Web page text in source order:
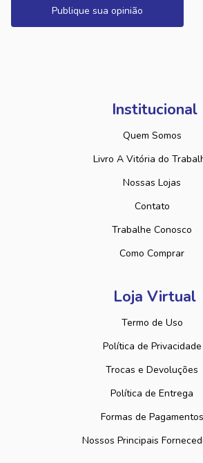
Publique sua opinião
Institucional
Quem Somos
Livro A Vitória do
Nossas Lojas
Contato
Trabalhe Conosco
Como Comprar
Loja Virtual
Termo de Uso
Política de Privacidade
Trocas e Devoluções
Política de Entrega
Formas de Pagamentos
Nossos Principais